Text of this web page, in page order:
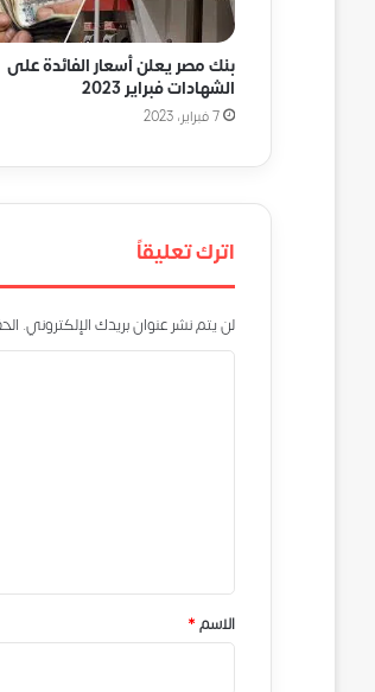
بنك مصر يعلن أسعار الفائدة على
الشهادات فبراير 2023
7 فبراير، 2023
اترك تعليقاً
لن يتم نشر عنوان بريدك الإلكتروني.
*
الاسم*